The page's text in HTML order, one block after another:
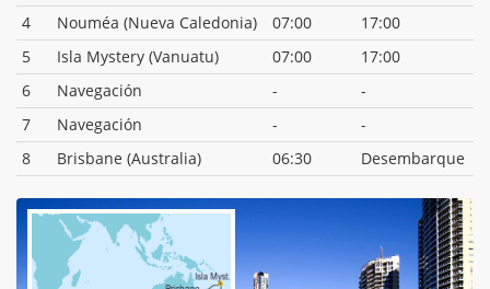
4
Nouméa (Nueva Caledonia) 07:00
17:00
5
Isla Mystery (Vanuatu) 07:00
17:00
6
Navegación -
-
7
Navegación -
-
8
Brisbane (Australia) 06:30 Desembarque